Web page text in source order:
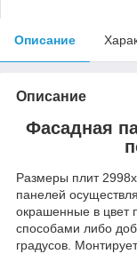
Описание
Описание
Фасадная
Размеры плит
панелей
окрашенные в цвет
способами либо
градусов.